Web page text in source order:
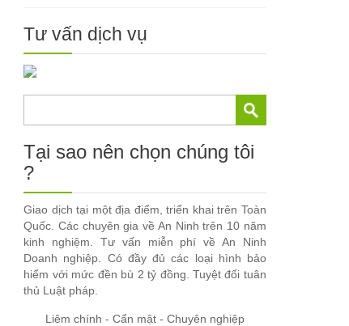
Tư vấn dịch vụ
Tại sao nên chọn chúng tôi
?
Giao dịch tại một địa điểm, triển khai trên Toàn
Quốc. Các chuyên gia về An Ninh trên 10 năm
kinh nghiệm. Tư vấn miễn phí về An Ninh
Doanh nghiệp. Có đầy đủ các loại hình bảo
hiểm với mức đền bù 2 tỷ đồng. Tuyệt đối tuân
thủ Luật pháp.
Liêm chính - Cẩn mật - Chuyên nghiệp